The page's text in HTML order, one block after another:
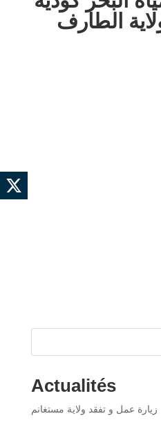
الطارف
Actualités
زيارة عمل و تفقد ولاية مستغانم